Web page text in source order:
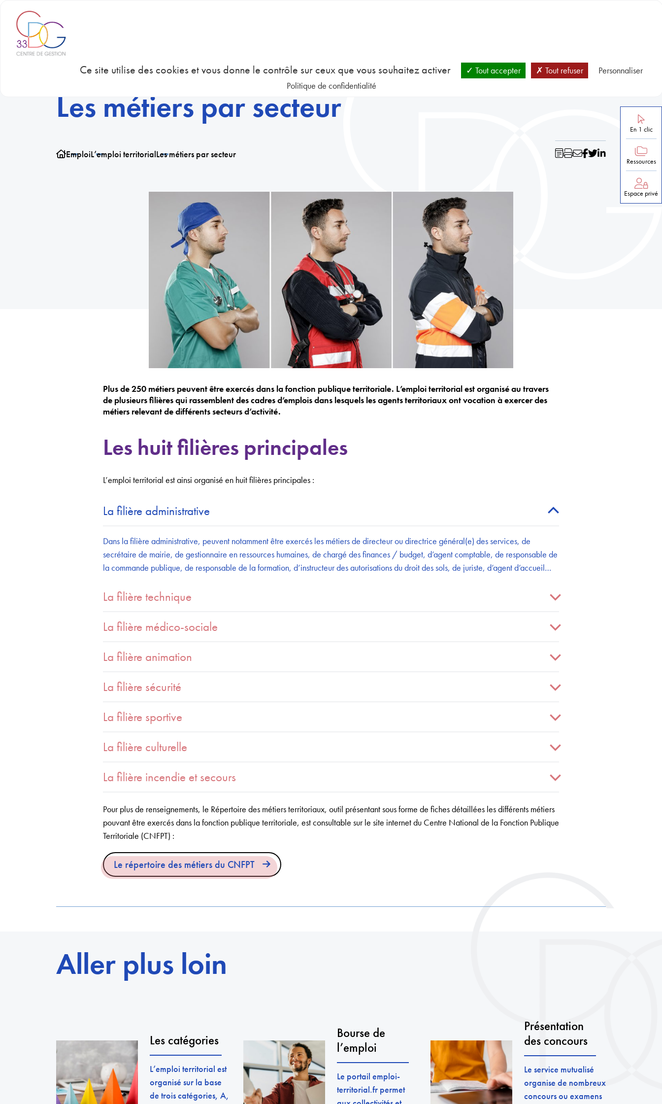
En 1 clic
Ressources
Espace privé
Les métiers par secteur
EmploiL’emploi territorialLes métiers par secteur
Plus de 250 métiers peuvent être exercés dans la fonction publique territoriale. L’emploi territorial est organisé au travers
de plusieurs filières qui rassemblent des cadres d’emplois dans lesquels les agents territoriaux ont vocation à exercer des
métiers relevant de différents secteurs d’activité.
Les huit filières principales
L’emploi territorial est ainsi organisé en huit filières principales :
La filière administrative
Dans la filière administrative, peuvent notamment être exercés les métiers de directeur ou directrice général(e) des services, de
secrétaire de mairie, de gestionnaire en ressources humaines, de chargé des finances / budget, d’agent comptable, de responsable de
la commande publique, de responsable de la formation, d’instructeur des autorisations du droit des sols, de juriste, d’agent d’accueil…
La filière technique
La filière médico-sociale
La filière animation
La filière sécurité
La filière sportive
La filière culturelle
La filière incendie et secours
Pour plus de renseignements, le Répertoire des métiers territoriaux, outil présentant sous forme de fiches détaillées les différents métiers
pouvant être exercés dans la fonction publique territoriale, est consultable sur le site internet du Centre National de la Fonction Publique
Territoriale (CNFPT) :
Le répertoire des métiers du CNFPT
Aller plus loin
Les catégories
L’emploi territorial est
organisé sur la base
de trois catégories, A,
Bourse de
l’emploi
Le portail emploi-
territorial.fr permet
Présentation
des concours
Le service mutualisé
organise de nombreux
concours ou examens
Ce site utilise des cookies et vous donne le contrôle sur ceux que vous souhaitez activer Tout accepter Tout refuser
Personnaliser
Politique de confidentialité